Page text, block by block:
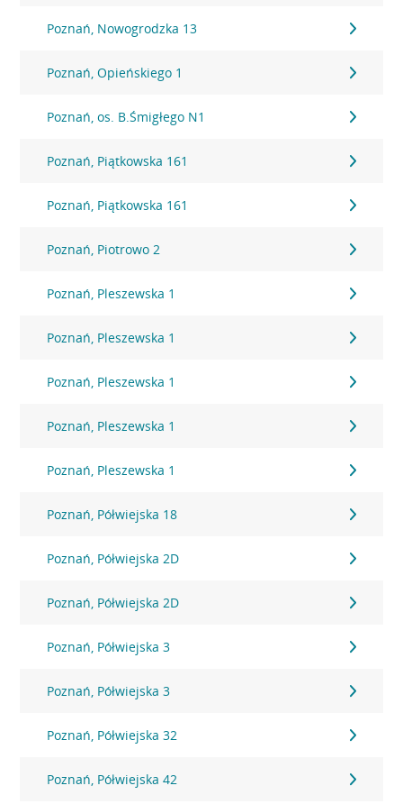
Poznań, Nowogrodzka 13
Poznań, Opieńskiego 1
Poznań, os. B.Śmigłego N1
Poznań, Piątkowska 161
Poznań, Piątkowska 161
Poznań, Piotrowo 2
Poznań, Pleszewska 1
Poznań, Pleszewska 1
Poznań, Pleszewska 1
Poznań, Pleszewska 1
Poznań, Pleszewska 1
Poznań, Półwiejska 18
Poznań, Półwiejska 2D
Poznań, Półwiejska 2D
Poznań, Półwiejska 3
Poznań, Półwiejska 3
Poznań, Półwiejska 32
Poznań, Półwiejska 42